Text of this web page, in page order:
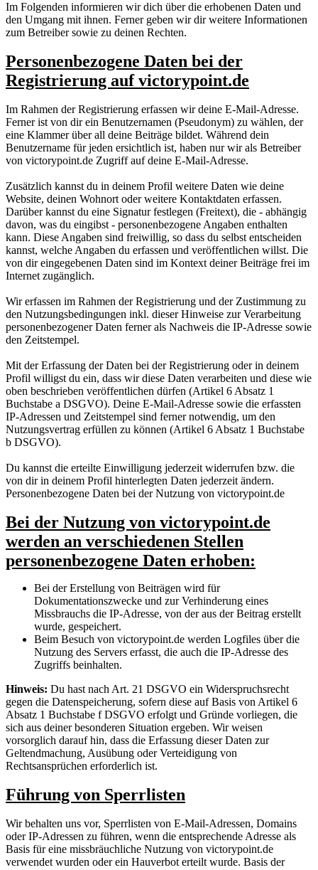
Im Folgenden informieren wir dich über die erhobenen Daten und
den Umgang mit ihnen. Ferner geben wir dir weitere Informationen
zum Betreiber sowie zu deinen Rechten.
Personenbezogene Daten bei der
Registrierung auf victorypoint.de
Im Rahmen der Registrierung erfassen wir deine E-Mail-Adresse.
Ferner ist von dir ein Benutzernamen (Pseudonym) zu wählen, der
eine Klammer über all deine Beiträge bildet. Während dein
Benutzername für jeden ersichtlich ist, haben nur wir als Betreiber
von victorypoint.de Zugriff auf deine E-Mail-Adresse.
Zusätzlich kannst du in deinem Profil weitere Daten wie deine
Website, deinen Wohnort oder weitere Kontaktdaten erfassen.
Darüber kannst du eine Signatur festlegen (Freitext), die - abhängig
davon, was du eingibst - personenbezogene Angaben enthalten
kann. Diese Angaben sind freiwillig, so dass du selbst entscheiden
kannst, welche Angaben du erfassen und veröffentlichen willst. Die
von dir eingegebenen Daten sind im Kontext deiner Beiträge frei im
Internet zugänglich.
Wir erfassen im Rahmen der Registrierung und der Zustimmung zu
den Nutzungsbedingungen inkl. dieser Hinweise zur Verarbeitung
personenbezogener Daten ferner als Nachweis die IP-Adresse sowie
den Zeitstempel.
Mit der Erfassung der Daten bei der Registrierung oder in deinem
Profil willigst du ein, dass wir diese Daten verarbeiten und diese wie
oben beschrieben veröffentlichen dürfen (Artikel 6 Absatz 1
Buchstabe a DSGVO). Deine E-Mail-Adresse sowie die erfassten
IP-Adressen und Zeitstempel sind ferner notwendig, um den
Nutzungsvertrag erfüllen zu können (Artikel 6 Absatz 1 Buchstabe
b DSGVO).
Du kannst die erteilte Einwilligung jederzeit widerrufen bzw. die
von dir in deinem Profil hinterlegten Daten jederzeit ändern.
Personenbezogene Daten bei der Nutzung von victorypoint.de
Bei der Nutzung von victorypoint.de
werden an verschiedenen Stellen
personenbezogene Daten erhoben:
Bei der Erstellung von Beiträgen wird für
Dokumentationszwecke und zur Verhinderung eines
Missbrauchs die IP-Adresse, von der aus der Beitrag erstellt
wurde, gespeichert.
Beim Besuch von victorypoint.de werden Logfiles über die
Nutzung des Servers erfasst, die auch die IP-Adresse des
Zugriffs beinhalten.
Hinweis: Du hast nach Art. 21 DSGVO ein Widerspruchsrecht
gegen die Datenspeicherung, sofern diese auf Basis von Artikel 6
Absatz 1 Buchstabe f DSGVO erfolgt und Gründe vorliegen, die
sich aus deiner besonderen Situation ergeben. Wir weisen
vorsorglich darauf hin, dass die Erfassung dieser Daten zur
Geltendmachung, Ausübung oder Verteidigung von
Rechtsansprüchen erforderlich ist.
Führung von Sperrlisten
Wir behalten uns vor, Sperrlisten von E-Mail-Adressen, Domains
oder IP-Adressen zu führen, wenn die entsprechende Adresse als
Basis für eine missbräuchliche Nutzung von victorypoint.de
verwendet wurden oder ein Hauverbot erteilt wurde. Basis der